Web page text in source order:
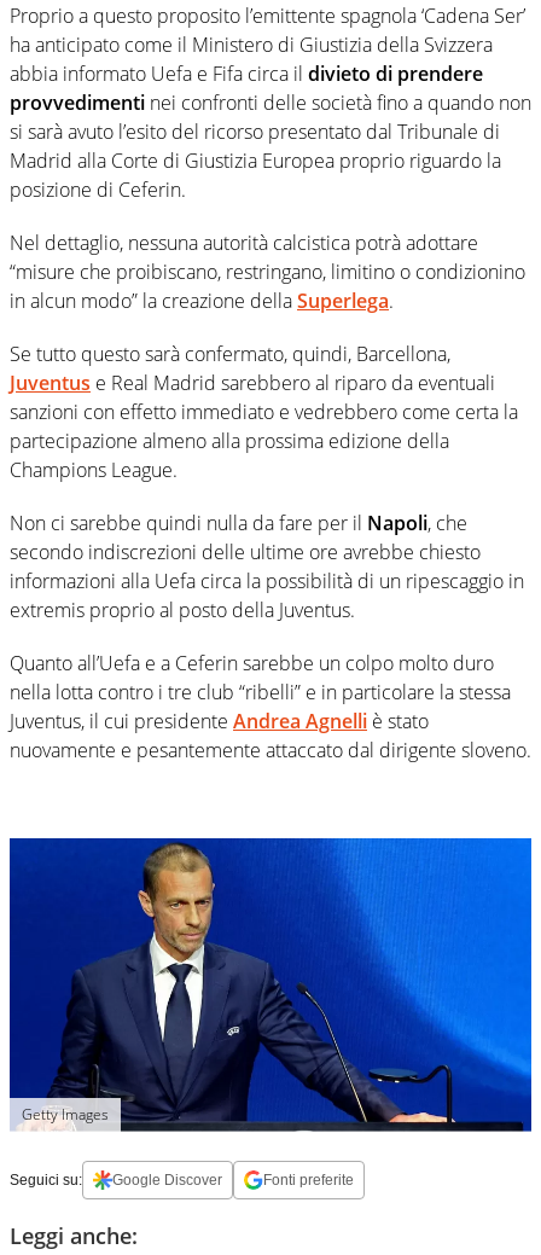
Proprio a questo proposito l’emittente spagnola ‘Cadena Ser’
ha anticipato come il Ministero di Giustizia della Svizzera
abbia informato Uefa e Fifa circa il divieto di prendere
provvedimenti nei confronti delle società fino a quando non
si sarà avuto l’esito del ricorso presentato dal Tribunale di
Madrid alla Corte di Giustizia Europea proprio riguardo la
posizione di Ceferin.
Nel dettaglio, nessuna autorità calcistica potrà adottare
“misure che proibiscano, restringano, limitino o condizionino
in alcun modo” la creazione dellaSuperlega.
Se tutto questo sarà confermato, quindi, Barcellona,
Juventus e Real Madrid sarebbero al riparo da eventuali
sanzioni con effetto immediato e vedrebbero come certa la
partecipazione almeno alla prossima edizione della
Champions League.
Non ci sarebbe quindi nulla da fare per il Napoli, che
secondo indiscrezioni delle ultime ore avrebbe chiesto
informazioni alla Uefa circa la possibilità di un ripescaggio in
extremis proprio al posto della Juventus.
Quanto all’Uefa e a Ceferin sarebbe un colpo molto duro
nella lotta contro i tre club “ribelli” e in particolare la stessa
Juventus, il cui presidente Andrea Agnelli è stato
nuovamente e pesantemente attaccato dal dirigente sloveno.
Getty Images
Seguici su: Google Discover Fonti preferite
Leggi anche: